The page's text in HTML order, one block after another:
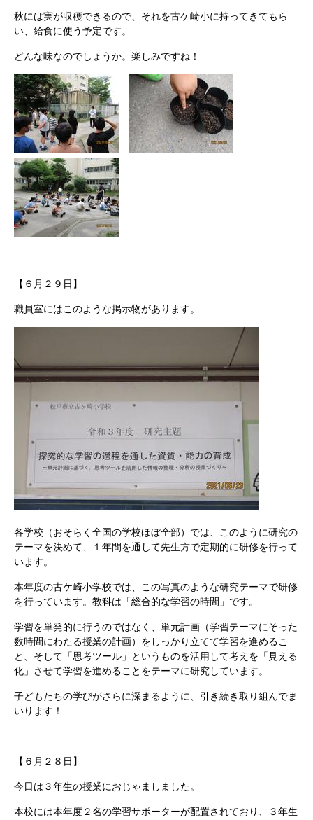
秋には実が収穫できるので、それを古ケ崎小に持ってきてもら
い、給食に使う予定です。
どんな味なのでしょうか。楽しみですね！
【６月２９日】
職員室にはこのような掲示物があります。
各学校（おそらく全国の学校ほぼ全部）では、このように研究の
テーマを決めて、１年間を通して先生方で定期的に研修を行って
います。
本年度の古ケ崎小学校では、この写真のような研究テーマで研修
を行っています。教科は「総合的な学習の時間」です。
学習を単発的に行うのではなく、単元計画（学習テーマにそった
数時間にわたる授業の計画）をしっかり立てて学習を進めるこ
と、そして「思考ツール」というものを活用して考えを「見える
化」させて学習を進めることをテーマに研究しています。
子どもたちの学びがさらに深まるように、引き続き取り組んでま
いります！
【６月２８日】
今日は３年生の授業におじゃましました。
本校には本年度２名の学習サポーターが配置されており、３年生